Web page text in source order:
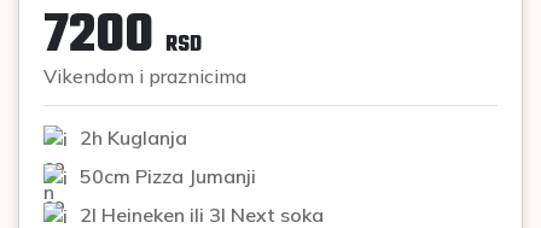
7200 RSD
Vikendom i praznicima
2h Kuglanja
50cm Pizza Jumanji
2l Heineken ili 3l Next soka